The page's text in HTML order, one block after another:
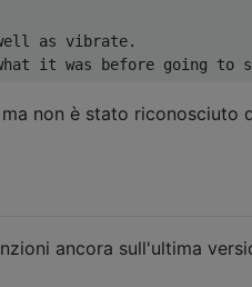
as vibrate.
non è stato riconosciuto
ancora sull'ultima